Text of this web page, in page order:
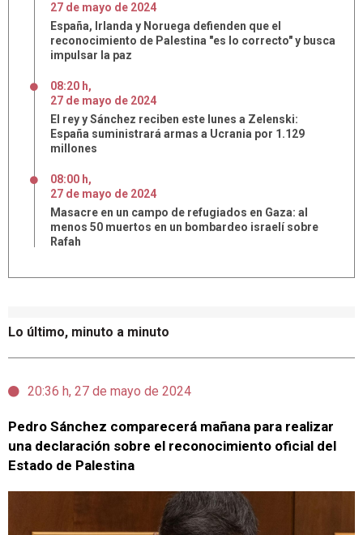
Lo último, minuto a minuto
20:36 h, 27 de mayo de 2024
Pedro Sánchez comparecerá mañana para realizar
una declaración sobre el reconocimiento oficial del
Estado de Palestina
27 de mayo de 2024
España, Irlanda y Noruega defienden que el
reconocimiento de Palestina "es lo correcto" y busca
impulsar la paz
08:20 h,
27 de mayo de 2024
El rey y Sánchez reciben este lunes a Zelenski:
España suministrará armas a Ucrania por 1.129
millones
08:00 h,
27 de mayo de 2024
Masacre en un campo de refugiados en Gaza: al
menos 50 muertos en un bombardeo israelí sobre
Rafah